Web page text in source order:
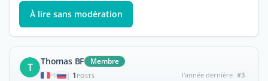
À lire sans modération
T Thomas BF Membre
| 1 POSTS l'année dernière #3